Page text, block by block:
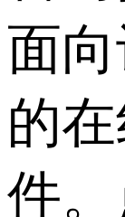
面
的
件